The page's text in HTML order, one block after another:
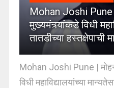
Mohan Joshi Pune
मुख्यमंत्र्यांकडे विधी
तातडीच्या हस्तक्षेपाची
Mohan Joshi Pune |
विधी महाविद्यालयांच्या